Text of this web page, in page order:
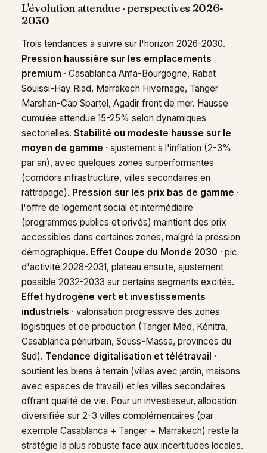
L'évolution attendue · perspectives 2026-
2030
Trois tendances à suivre sur l'horizon 2026-2030.
Pression haussière sur les emplacements
premium · Casablanca Anfa-Bourgogne, Rabat
Souissi-Hay Riad, Marrakech Hivernage, Tanger
Marshan-Cap Spartel, Agadir front de mer. Hausse
cumulée attendue 15-25% selon dynamiques
sectorielles. Stabilité ou modeste hausse sur le
moyen de gamme · ajustement à l'inflation (2-3%
par an), avec quelques zones surperformantes
(corridors infrastructure, villes secondaires en
rattrapage). Pression sur les prix bas de gamme ·
l'offre de logement social et intermédiaire
(programmes publics et privés) maintient des prix
accessibles dans certaines zones, malgré la pression
démographique. Effet Coupe du Monde 2030 · pic
d'activité 2028-2031, plateau ensuite, ajustement
possible 2032-2033 sur certains segments excités.
Effet hydrogène vert et investissements
industriels · valorisation progressive des zones
logistiques et de production (Tanger Med, Kénitra,
Casablanca périurbain, Souss-Massa, provinces du
Sud). Tendance digitalisation et télétravail ·
soutient les biens à terrain (villas avec jardin, maisons
avec espaces de travail) et les villes secondaires
offrant qualité de vie. Pour un investisseur, allocation
diversifiée sur 2-3 villes complémentaires (par
exemple Casablanca + Tanger + Marrakech) reste la
stratégie la plus robuste face aux incertitudes locales.